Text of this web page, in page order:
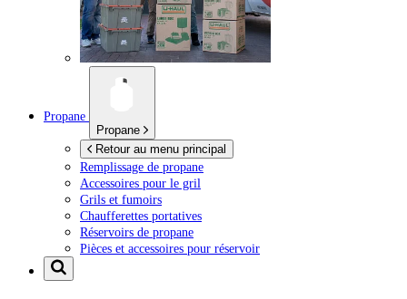
Propane
Propane
Retour au menu principal
Remplissage de propane
Accessoires pour le gril
Grils et fumoirs
Chaufferettes portatives
Réservoirs de propane
Pièces et accessoires pour réservoir